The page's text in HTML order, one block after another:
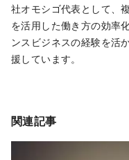
社オモシゴ代表として、
を活用した働き方の効率
ンスビジネスの経験を活
援しています。
関連記事